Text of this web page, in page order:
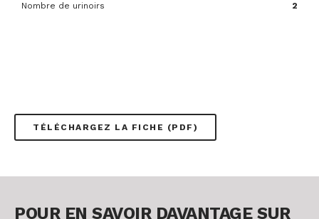
Nombre de urinoirs
2
TÉLÉCHARGEZ LA FICHE (PDF)
POUR EN SAVOIR DAVANTAGE SUR